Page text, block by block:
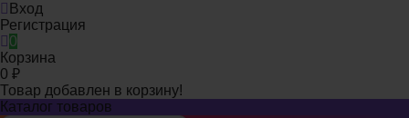
Вход
Регистрация
0
Корзина
0 ₽
Товар добавлен в корзину!
Каталог товаров